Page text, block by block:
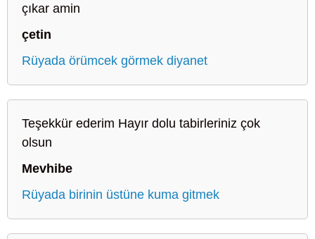
çıkar amin
çetin
Rüyada örümcek görmek diyanet
Teşekkür ederim Hayır dolu tabirleriniz çok
olsun
Mevhibe
Rüyada birinin üstüne kuma gitmek